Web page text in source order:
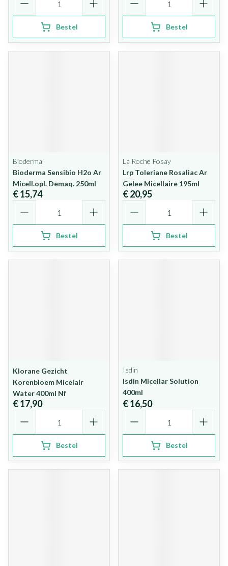
Bestel Bestel
Bioderma
Bioderma Sensibio H2o Ar
Micell.opl. Demaq. 250ml
€ 15,74
Bestel
La Roche Posay
Lrp Toleriane Rosaliac Ar
Gelee Micellaire 195ml
€ 20,95
Bestel
Klorane Gezicht
Korenbloem Micelair
Water 400ml Nf
€ 17,90
Bestel
Isdin
Isdin Micellar Solution
400ml
€ 16,50
Bestel